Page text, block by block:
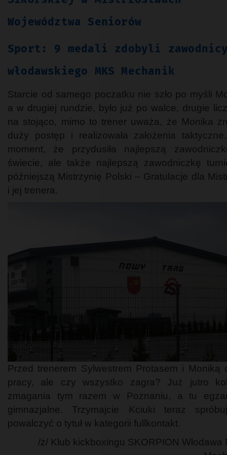
Województwa Seniorów
Sport: 9 medali zdobyli
włodawskiego MKS Mechanik
Starcie od samego poczatku nie szło po myśli
a w drugiej rundzie, było już po walce, drugie
na stojąco, mimo to trener uważa, że Monika
duży postęp i realizowała założenia
moment, że przydusiła najlepszą
świecie, ale także najlepszą zawodniczkę
późniejszą Mistrzynię Polski – Gratulacje dla
i jej trenera.
Przed trenerem Sylwestrem Protasem i Moniką
pracy, ale czy wszystko zagra? Już jutro
zmagania tym razem w Poznaniu, a tu
gimnazjalne. Trzymajcie Kciuki teraz
powalczyć o tytuł w kategorii fullkontakt.
/ż/ Klub kickboxingu SKORPION Włodawa